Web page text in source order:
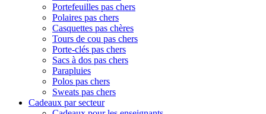
Portefeuilles pas chers
Polaires pas chers
Casquettes pas chères
Tours de cou pas chers
Porte-clés pas chers
Sacs à dos pas chers
Parapluies
Polos pas chers
Sweats pas chers
Cadeaux par secteur